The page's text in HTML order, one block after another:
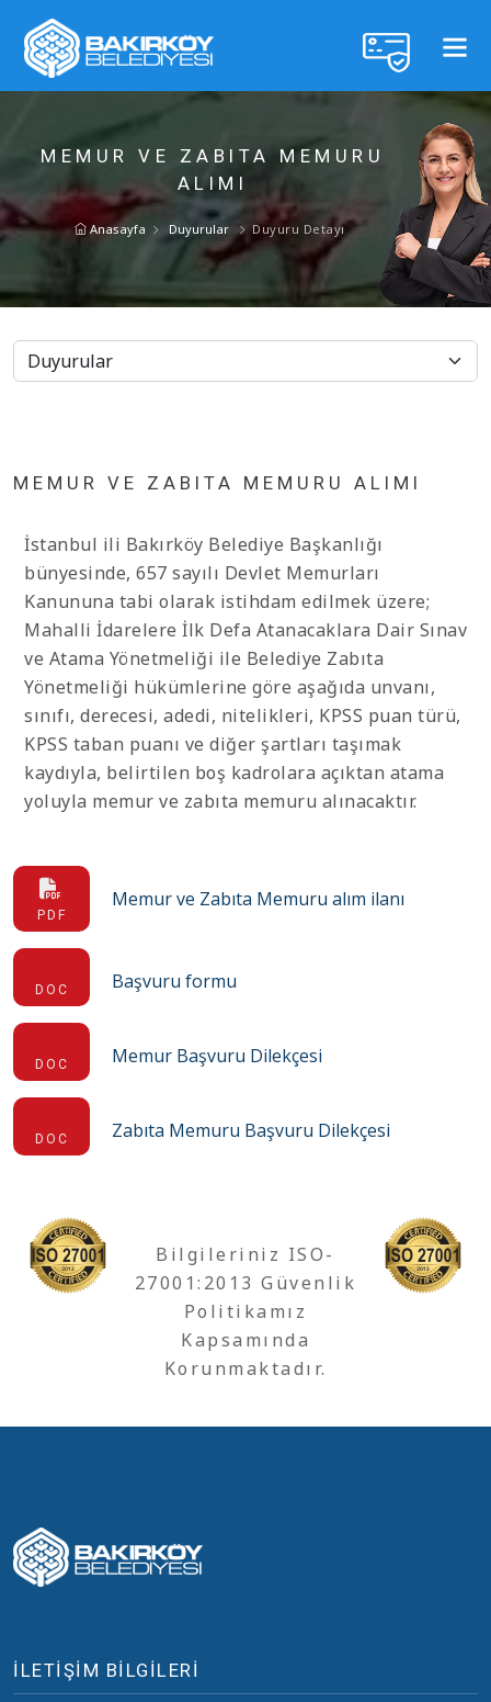
MEMUR VE ZABITA MEMURU
ALIMI
Anasayfa Duyurular Duyuru Detayı
MEMUR VE ZABITA MEMURU ALIMI
İstanbul ili Bakırköy Belediye Başkanlığı
bünyesinde, 657 sayılı Devlet Memurları
Kanununa tabi olarak istihdam edilmek üzere;
Mahalli İdarelere İlk Defa Atanacaklara Dair Sınav
ve Atama Yönetmeliği ile Belediye Zabıta
Yönetmeliği hükümlerine göre aşağıda unvanı,
sınıfı, derecesi, adedi, nitelikleri, KPSS puan türü,
KPSS taban puanı ve diğer şartları taşımak
kaydıyla, belirtilen boş kadrolara açıktan atama
yoluyla memur ve zabıta memuru alınacaktır.
PDF
Memur ve Zabıta Memuru alım ilanı
DOC Başvuru formu
DOC Memur Başvuru Dilekçesi
DOC Zabıta Memuru Başvuru Dilekçesi
Bilgileriniz ISO-
27001:2013 Güvenlik
Politikamız
Kapsamında
Korunmaktadır.
İLETİŞİM BİLGİLERİ